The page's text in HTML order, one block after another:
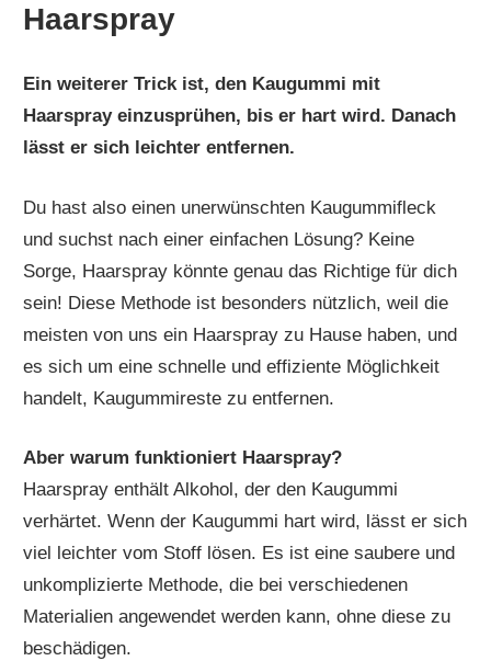
Haarspray
Ein weiterer Trick ist, den Kaugummi mit
Haarspray einzusprühen, bis er hart wird. Danach
lässt er sich leichter entfernen.
Du hast also einen unerwünschten Kaugummifleck
und suchst nach einer einfachen Lösung? Keine
Sorge, Haarspray könnte genau das Richtige für dich
sein! Diese Methode ist besonders nützlich, weil die
meisten von uns ein Haarspray zu Hause haben, und
es sich um eine schnelle und effiziente Möglichkeit
handelt, Kaugummireste zu entfernen.
Aber warum funktioniert Haarspray?
Haarspray enthält Alkohol, der den Kaugummi
verhärtet. Wenn der Kaugummi hart wird, lässt er sich
viel leichter vom Stoff lösen. Es ist eine saubere und
unkomplizierte Methode, die bei verschiedenen
Materialien angewendet werden kann, ohne diese zu
beschädigen.